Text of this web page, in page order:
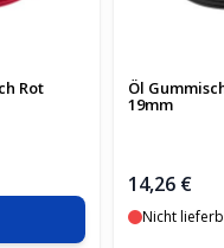
Rot
Warenkorb
Öl
19mm
14,26 €
Nicht